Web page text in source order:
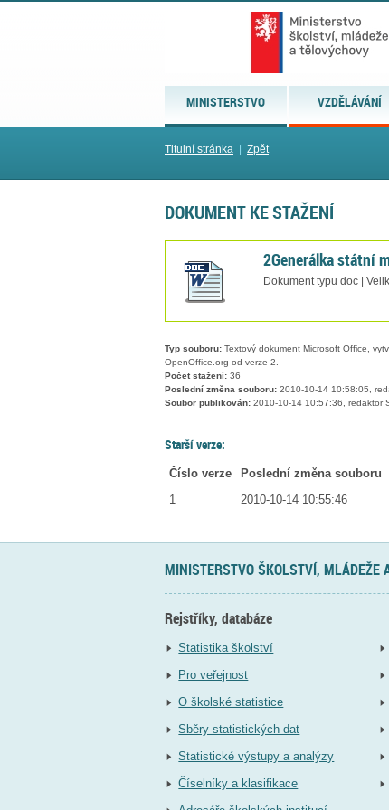
MINISTERSTVO VZDĚLÁVÁNÍ
Titulní stránka Zpět
DOKUMENT KE STAŽENÍ
2Generálka státní
Dokument typu doc |
Typ souboru: Textový dokument Microsoft Office,
OpenOffice.org od verze 2.
Počet stažení: 36
Poslední změna souboru: 2010-10-14 10:58:05,
Soubor publikován: 2010-10-14 10:57:36, redaktor
Starší verze:
Číslo verze Poslední změna souboru
1
2010-10-14 10:55:46
MINISTERSTVO ŠKOLSTVÍ, MLÁDEŽE
Rejstříky, databáze
Statistika školství
Pro veřejnost
O školské statistice
Sběry statistických dat
Statistické výstupy a analýzy
Číselníky a klasifikace